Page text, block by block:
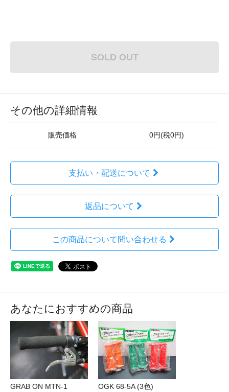
SOLD OUT
その他の詳細情報
販売価格 0円(税0円)
支払い・配送について
返品について
この商品について問い合わせる
あなたにおすすめの商品
GRAB ON MTN-1
OGK 68-5A (3色)